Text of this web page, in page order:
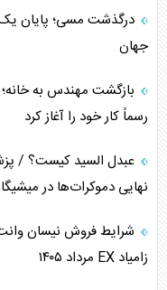
تأثیر جنگ ایران و
اربعین، کابوس مشترک
جهان
بازگشت مهندس به
رسماً کار خود را آغاز کرد
عبدل السید کیست؟ /
نهایی دموکرات‌ها در
شرایط فروش نیسان
زامیاد EX مرداد ۱۴۰۵